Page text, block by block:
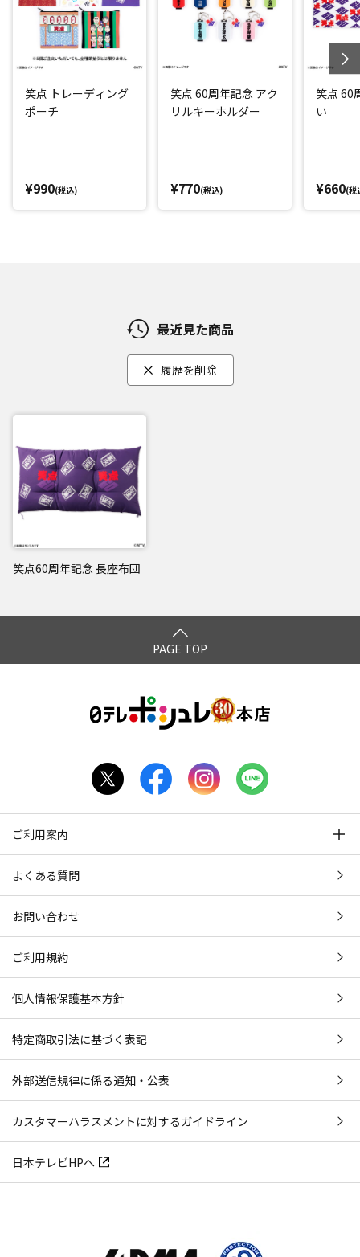
笑点 トレーディング
ポーチ
¥990(税込)
笑点 60周年記念 アク
リルキーホルダー
¥770(税込)
笑点 60
い
¥660(税
最近見た商品
履歴を削除
笑点60周年記念 長座布団
PAGE TOP
ご利用案内
よくある質問
お問い合わせ
ご利用規約
個人情報保護基本方針
特定商取引法に基づく表記
外部送信規律に係る通知・公表
カスタマーハラスメントに対するガイドライン
日本テレビHPへ